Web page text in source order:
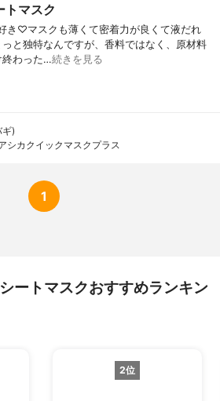
トマスク
き♡マスクも薄くて密着力が良くて液だれ
と独特なんですが、香料ではなく、原材料
終わった…続きを見る
)
シカクイックマスクプラス
1
ートマスクおすすめランキン
2位